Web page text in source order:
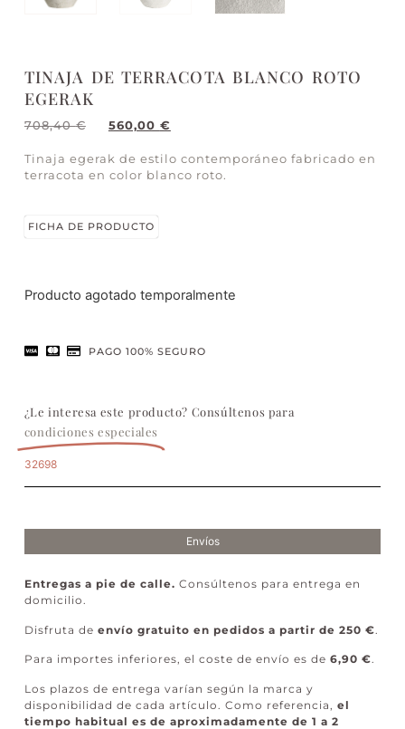
TINAJA DE TERRACOTA BLANCO ROTO
EGERAK
708,40€ 560,00 €
Tinaja egerak de estilo contemporáneo fabricado en
terracota en color blanco roto.
FICHA DE PRODUCTO
Producto agotado temporalmente
PAGO 100% SEGURO
¿Le interesa este producto? Consúltenos para
condiciones especiales
32698
Envíos
Entregas a pie de calle. Consúltenos para entrega en
domicilio.
Disfruta de envío gratuito en pedidos a partir de 250 €
Para importes inferiores, el coste de envío es de 6,90 €.
Los plazos de entrega varían según la marca y
disponibilidad de cada artículo. Como referencia, el
tiempo habitual es de aproximadamente de 1 a 2